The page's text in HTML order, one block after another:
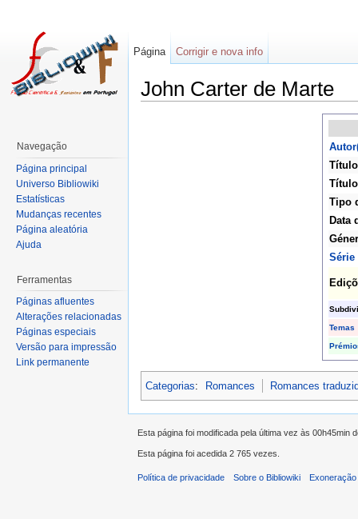
John Carter de Marte
Tipo
Data
Série
Temas
Categorias: Romances Romances
Página Corrigir e nova info
Navegação
Página principal
Universo Bibliowiki
Estatísticas
Mudanças recentes
Página aleatória
Ajuda
Ferramentas
Páginas afluentes
Alterações relacionadas
Páginas especiais
Versão para impressão
Link permanente
Esta página foi modificada pela última vez às 00h45min
Esta página foi acedida 2 765 vezes.
Política de privacidade Sobre o Bibliowiki